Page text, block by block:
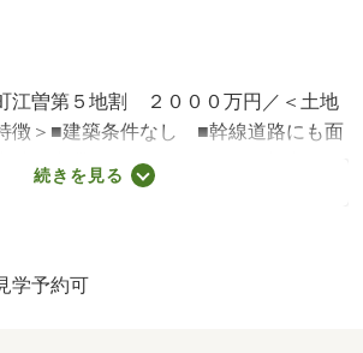
江曽第５地割 ２０００万円／＜土地
徴＞■建築条件なし ■幹線道路にも面
地で事業用にもオススメ！、土地１０
以上・建築条件なし・平坦地
宅地造成工事規制区域
続きを見る
学予約可